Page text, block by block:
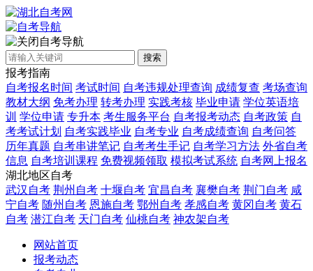
自考导航
搜索
报考指南
自考报名时间 考试时间 自考违规处理查询 成绩复查 考场查询
教材大纲 免考办理 转考办理 实践考核 毕业申请 学位英语培
训 学位申请 专升本 考生服务平台 自考报考动态 自考政策 自
考考试计划 自考实践毕业 自考专业 自考成绩查询 自考问答
历年真题 自考串讲笔记 自考考生手记 自考学习方法 外省自考
信息 自考培训课程 免费视频领取 模拟考试系统 自考网上报名
湖北地区自考
武汉自考 荆州自考 十堰自考 宜昌自考 襄樊自考 荆门自考 咸
宁自考 随州自考 恩施自考 鄂州自考 孝感自考 黄冈自考 黄石
自考 潜江自考 天门自考 仙桃自考 神农架自考
网站首页
报考动态